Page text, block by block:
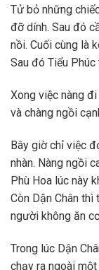
Tử bỏ những
đỡ dính. Sau đó
nồi. Cuối cùng là
Sau đó Tiểu
Xong việc nàng
và chàng ngồi
Bây giờ chỉ việc
nhàn. Nàng ngồi
Phù Hoa lúc này
Còn Dận Chân
người không ăn
Trong lúc Dận
chạy ra ngoài